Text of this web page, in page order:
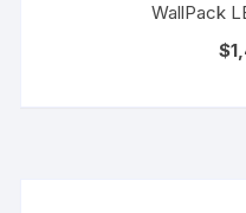
WallPack
$